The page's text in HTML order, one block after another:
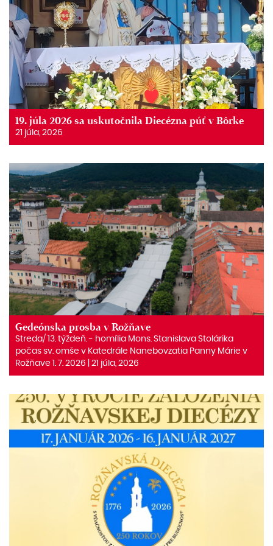
19. júla 2026 sa uskutočnila Diecézna púť v Bôrke
21 júla, 2026
Gedeónska prosba v Rožňave
Streda/ 13. týždeň. ‒ homília Mons. Stanislava Stolárika
počas sv. omše v Katedrále Nanebovzatia Panny Márie v
Rožňave 1. 7. 2026 | 21 júla, 2026